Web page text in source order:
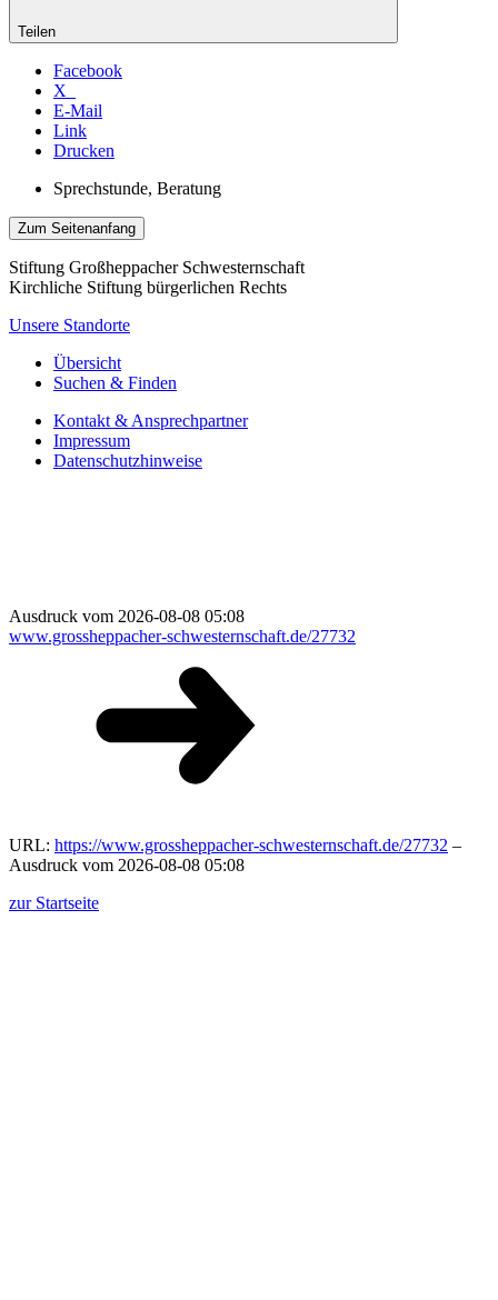
Teilen
Facebook
X
E-Mail
Link
Drucken
Sprechstunde, Beratung
Zum Seitenanfang
Stiftung Großheppacher Schwesternschaft
Kirchliche Stiftung bürgerlichen Rechts
Unsere Standorte
Übersicht
Suchen & Finden
Kontakt & Ansprechpartner
Impressum
Datenschutzhinweise
Ausdruck vom 2026-08-08 05:08
www.grossheppacher-schwesternschaft.de/27732
URL: https://www.grossheppacher-schwesternschaft.de/27732 –
Ausdruck vom 2026-08-08 05:08
zur Startseite